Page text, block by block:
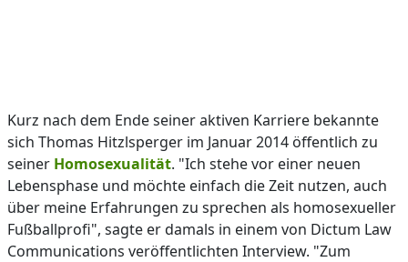
Kurz nach dem Ende seiner aktiven Karriere bekannte
sich Thomas Hitzlsperger im Januar 2014 öffentlich zu
seiner Homosexualität. "Ich stehe vor einer neuen
Lebensphase und möchte einfach die Zeit nutzen, auch
über meine Erfahrungen zu sprechen als homosexueller
Fußballprofi", sagte er damals in einem von Dictum Law
Communications veröffentlichten Interview. "Zum